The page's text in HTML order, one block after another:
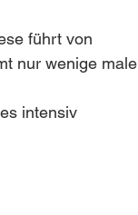
führt von
nur wenige male
intensiv